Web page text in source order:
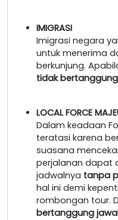
IMIGRASI
Imigrasi negara
untuk menerima
berkunjung.
tidak
LOCAL FORCE
Dalam keadaan
teratasi karena
suasana
perjalanan dapat
jadwalnya tanpa
hal ini demi
rombongan tour.
bertanggung